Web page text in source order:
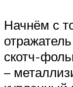
Начнём с
скотч-
–